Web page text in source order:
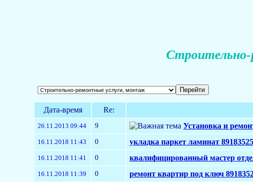
Дата-время Re:
26.11.2013 09:44 9 Установка и
16.11.2018 11:43 0 укладка паркет ламинат
16.11.2018 11:41 0 квалифицированный мастер
16.11.2018 11:39 0 ремонт квартир под ключ